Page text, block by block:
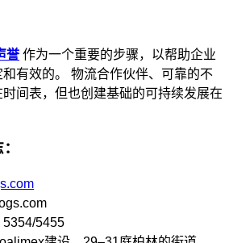
誉作为一个重要的步骤，以帮助企业
有效的。 物流合作伙伴、可靠的不
间表，但也创建基础的可持续发展在
5354/5455